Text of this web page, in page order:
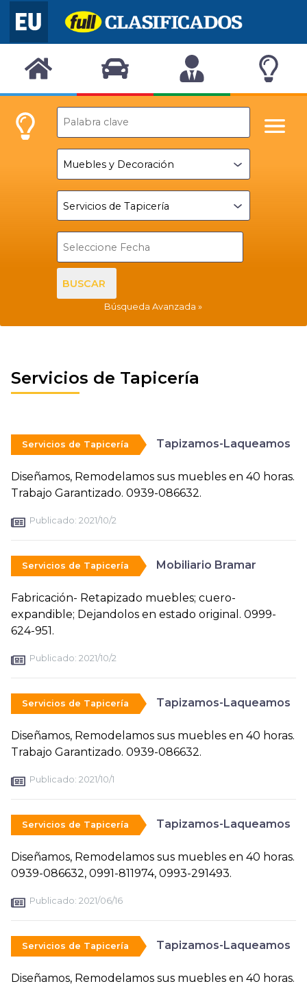
BUSCAR
Búsqueda Avanzada
Servicios de Tapicería
Servicios de Tapicería Tapizamos-Laqueamos
Diseñamos, Remodelamos sus muebles en 40 horas.
Trabajo Garantizado. 0939-086632.
Publicado: 2021/10/2
Servicios de Tapicería Mobiliario Bramar
Fabricación- Retapizado muebles; cuero-
expandible; Dejandolos en estado original. 0999-
624-951.
Publicado: 2021/10/2
Servicios de Tapicería Tapizamos-Laqueamos
Diseñamos, Remodelamos sus muebles en 40 horas.
Trabajo Garantizado. 0939-086632.
Publicado: 2021/10/1
Servicios de Tapicería Tapizamos-Laqueamos
Diseñamos, Remodelamos sus muebles en 40 horas.
0939-086632, 0991-811974, 0993-291493.
Publicado: 2021/06/16
Servicios de Tapicería Tapizamos-Laqueamos
Diseñamos, Remodelamos sus muebles en 40 horas.